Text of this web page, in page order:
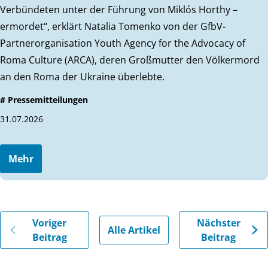
Verbündeten unter der Führung von Miklós Horthy –
ermordet“, erklärt Natalia Tomenko von der GfbV-
Partnerorganisation Youth Agency for the Advocacy of
Roma Culture (ARCA), deren Großmutter den Völkermord
an den Roma der Ukraine überlebte.
# Pressemitteilungen
31.07.2026
Mehr
Gehe zu vorherigen oder nächsten Beiträgen
Voriger
Beitrag
Alle Artikel
Nächster
Beitrag